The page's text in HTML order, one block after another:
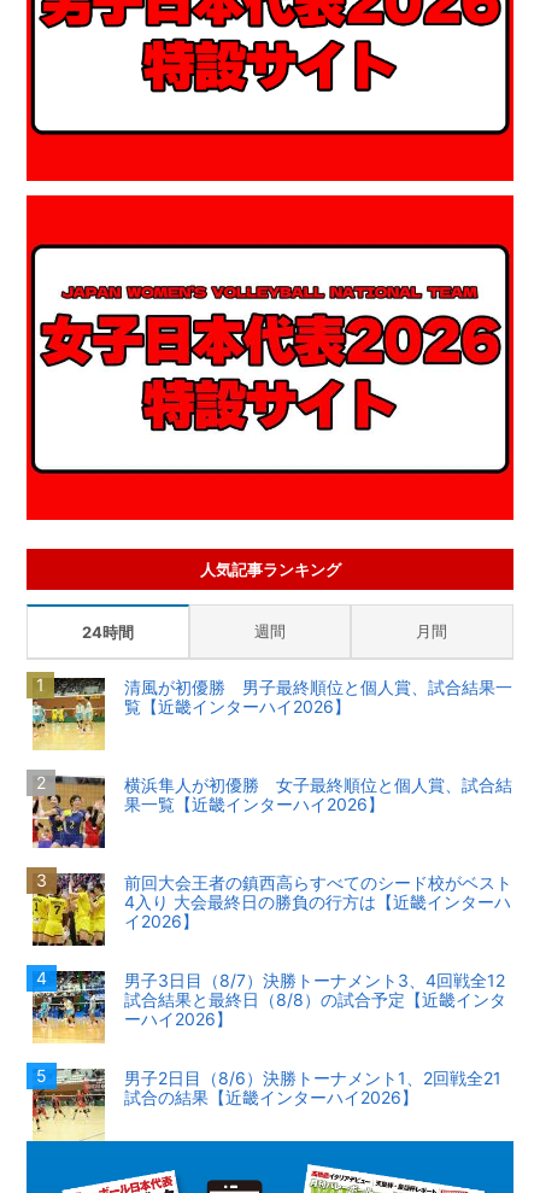
人気記事ランキング
24時間 週間 月間
清風が初優勝 男子最終順位と個人賞、試合結果一
覧【近畿インターハイ2026】
横浜隼人が初優勝 女子最終順位と個人賞、試合結
果一覧【近畿インターハイ2026】
前回大会王者の鎮西高らすべてのシード校がベスト
4入り 大会最終日の勝負の行方は【近畿インターハ
イ2026】
男子3日目（8/7）決勝トーナメント3、4回戦全12
試合結果と最終日（8/8）の試合予定【近畿インタ
ーハイ2026】
男子2日目（8/6）決勝トーナメント1、2回戦全21
試合の結果【近畿インターハイ2026】